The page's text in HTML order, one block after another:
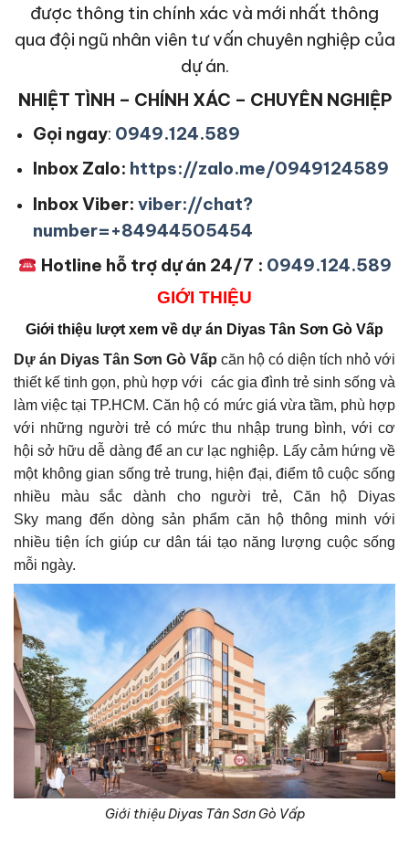
được thông tin chính xác và mới nhất thông
qua đội ngũ nhân viên tư vấn chuyên nghiệp của
dự án.
NHIỆT TÌNH – CHÍNH XÁC – CHUYÊN NGHIỆP
Gọi ngay: 0949.124.589
Inbox Zalo: https://zalo.me/0949124589
Inbox Viber: viber://chat?
number=+84944505454
Hotline hỗ trợ dự án 24/7 : 0949.124.589
GIỚI THIỆU
Giới thiệu lượt xem về dự án Diyas Tân Sơn Gò Vấp
Dự án Diyas Tân Sơn Gò Vấp căn hộ có diện tích nhỏ với
thiết kế tinh gọn, phù hợp với các gia đình trẻ sinh sống và
làm việc tại TP.HCM. Căn hộ có mức giá vừa tầm, phù hợp
với những người trẻ có mức thu nhập trung bình, với cơ
hội sở hữu dễ dàng để an cư lạc nghiệp. Lấy cảm hứng về
một không gian sống trẻ trung, hiện đại, điểm tô cuộc sống
nhiều màu sắc dành cho người trẻ, Căn hộ Diyas
Sky mang đến dòng sản phẩm căn hộ thông minh với
nhiều tiện ích giúp cư dân tái tạo năng lượng cuộc sống
mỗi ngày.
Giới thiệu Diyas Tân Sơn Gò Vấp